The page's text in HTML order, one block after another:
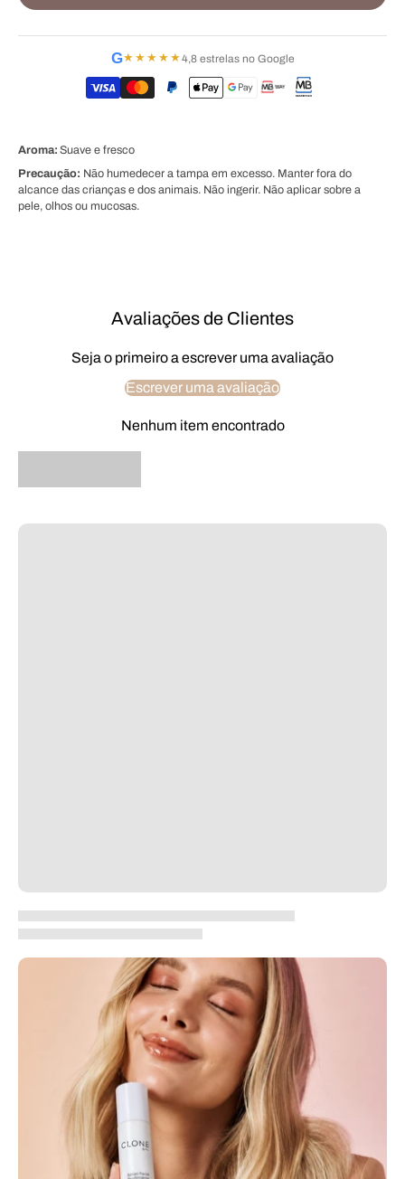
G★★★★★4,8 estrelas no Google
Aroma: Suave e fresco
Precaução: Não humedecer a tampa em excesso. Manter fora do
alcance das crianças e dos animais. Não ingerir. Não aplicar sobre a
pele, olhos ou mucosas.
Avaliações de Clientes
Seja o primeiro a escrever uma avaliação
Escrever uma avaliação
Nenhum item encontrado